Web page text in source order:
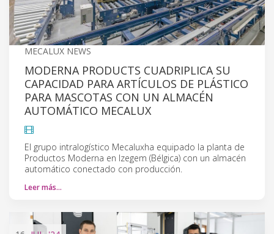
MECALUX NEWS
MODERNA PRODUCTS CUADRIPLICA SU
CAPACIDAD PARA ARTÍCULOS DE PLÁSTICO
PARA MASCOTAS CON UN ALMACÉN
AUTOMÁTICO MECALUX
El grupo intralogístico Mecaluxha equipado la planta de
Productos Moderna en Izegem (Bélgica) con un almacén
automático conectado con producción.
Leer más…